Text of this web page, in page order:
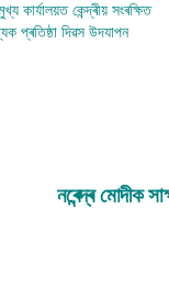
কাৰ্যালয়ত কেন্দ্ৰীয় সংৰক্ষিত
প্ৰতিষ্ঠা দিৱস উদযাপন
নৰেন্দ্ৰ মোদীক